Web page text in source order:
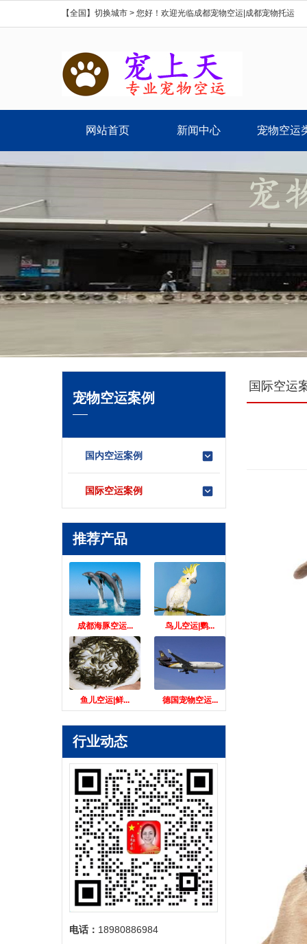
【全国】切换城市 > 您好！欢迎光临成都宠物空运|成都宠物托运
网站首页 新闻中心 宠物空运
宠物空运案例
国内空运案例
国际空运案例
推荐产品
成都海豚空运... 鸟儿空运|鹦...
鱼儿空运|鲜... 德国宠物空运...
行业动态
电话： 18980886984
国际空运